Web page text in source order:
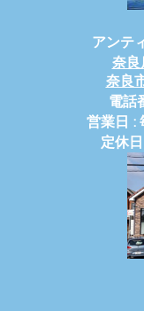
アンテ
奈
奈良
電
営業日 :
定休